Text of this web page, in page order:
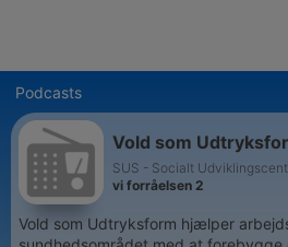
Podcasts
Vold som
SUS - Socialt
vi forråelsen 2
Vold som Udtryksform hjælper